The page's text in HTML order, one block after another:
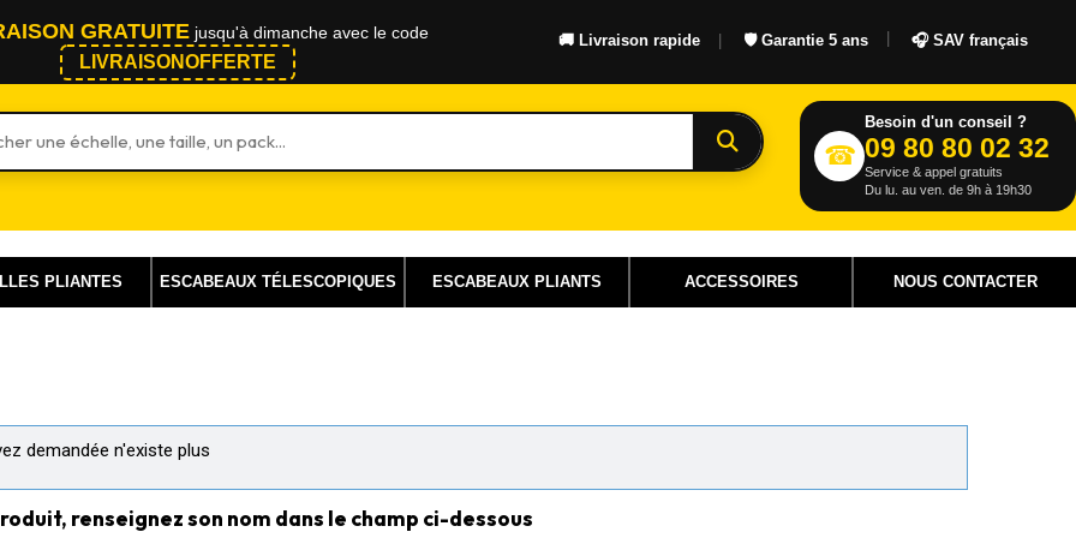
GRATUITEjusqu'à dimanche avec le code
LIVRAISONOFFERTE
🚚 Livraison rapide 🛡 Garantie 5 ans 🎧 SAV français
Rechercher
☎
Besoin d'un conseil ?
09 80 80 02 32
Service & appel gratuits
Du lu. au ven. de 9h à 19h30
PLIANTES ESCABEAUX TÉLESCOPIQUES ESCABEAUX PLIANTS ACCESSOIRES NOUS CONTACTER
demandée n'existe plus
renseignez son nom dans le champ ci-dessous